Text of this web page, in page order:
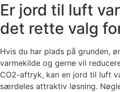
Er jord til luft
det rette valg
Hvis du har plads på grunden,
varmekilde og gerne vil
CO2-aftryk, kan en jord til luft
særdeles attraktiv løsning.